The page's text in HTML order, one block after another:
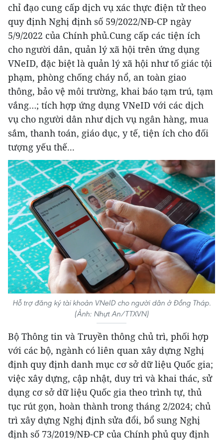
chỉ đạo cung cấp dịch vụ xác thực điện tử theo
quy định Nghị định số 59/2022/NĐ-CP ngày
5/9/2022 của Chính phủ.Cung cấp các tiện ích
cho người dân, quản lý xã hội trên ứng dụng
VNeID, đặc biệt là quản lý xã hội như tố giác tội
phạm, phòng chống cháy nổ, an toàn giao
thông, bảo vệ môi trường, khai báo tạm trú, tạm
vắng…; tích hợp ứng dụng VNeID với các dịch
vụ cho người dân như dịch vụ ngân hàng, mua
sắm, thanh toán, giáo dục, y tế, tiện ích cho đối
tượng yếu thế...
Hỗ trợ đăng ký tài khoản VNeID cho người dân ở Đồng Tháp.
(Ảnh: Nhựt An/TTXVN)
Bộ Thông tin và Truyền thông chủ trì, phối hợp
với các bộ, ngành có liên quan xây dựng Nghị
định quy định danh mục cơ sở dữ liệu Quốc gia;
việc xây dựng, cập nhật, duy trì và khai thác, sử
dụng cơ sở dữ liệu Quốc gia theo trình tự, thủ
tục rút gọn, hoàn thành trong tháng 2/2024; chủ
trì xây dựng Nghị định sửa đổi, bổ sung Nghị
định số 73/2019/NĐ-CP của Chính phủ quy định